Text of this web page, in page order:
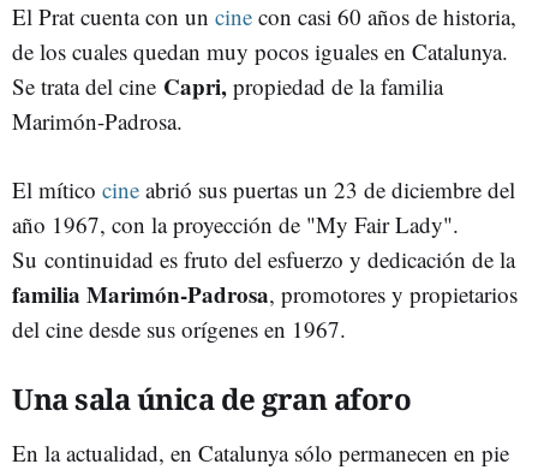
El Prat cuenta con un cine con casi 60 años de historia,
de los cuales quedan muy pocos iguales en Catalunya.
Se trata del cine Capri, propiedad de la familia
Marimón-Padrosa.
El mítico cine abrió sus puertas un 23 de diciembre del
año 1967, con la proyección de "My Fair Lady".
Su continuidad es fruto del esfuerzo y dedicación de la
familia Marimón-Padrosa, promotores y propietarios
del cine desde sus orígenes en 1967.
Una sala única de gran aforo
En la actualidad, en Catalunya sólo permanecen en pie